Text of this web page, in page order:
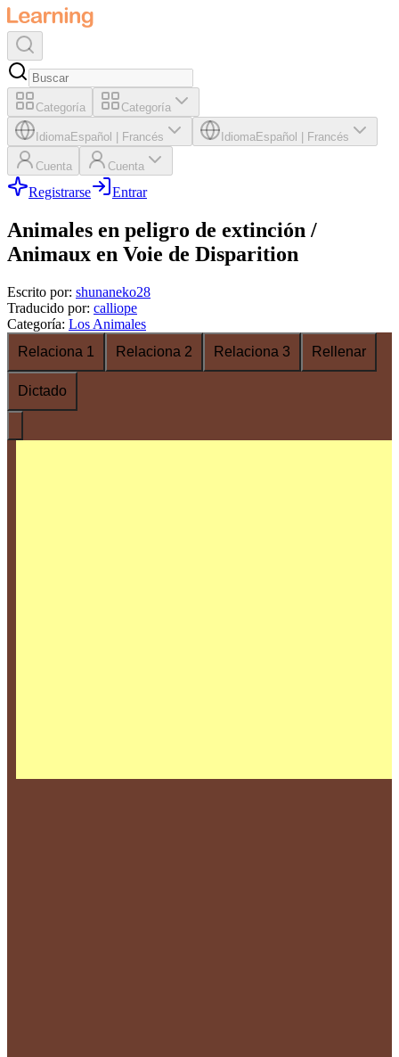
Categoría Categoría
IdiomaEspañol Francés IdiomaEspañol Francés
Cuenta Cuenta
Registrarse Entrar
Animales en peligro de extinción /
Animaux en Voie de Disparition
Escrito por: shunaneko28
Traducido por: calliope
Categoría: Los Animales
Relaciona 1
Relaciona 2 Relaciona 3 Rellenar
Dictado